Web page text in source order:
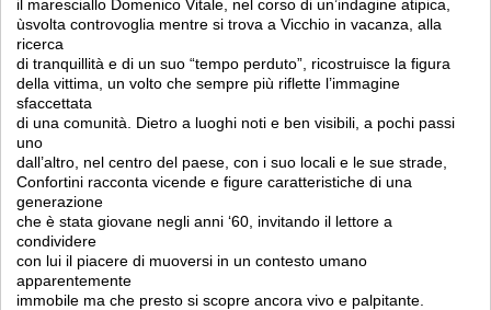
il maresciallo Domenico Vitale, nel corso di un’indagine atipica,
ùsvolta controvoglia mentre si trova a Vicchio in vacanza, alla
ricerca
di tranquillità e di un suo “tempo perduto”, ricostruisce la figura
della vittima, un volto che sempre più riflette l’immagine
sfaccettata
di una comunità. Dietro a luoghi noti e ben visibili, a pochi passi
uno
dall’altro, nel centro del paese, con i suo locali e le sue strade,
Confortini racconta vicende e figure caratteristiche di una
generazione
che è stata giovane negli anni ‘60, invitando il lettore a
condividere
con lui il piacere di muoversi in un contesto umano
apparentemente
immobile ma che presto si scopre ancora vivo e palpitante.